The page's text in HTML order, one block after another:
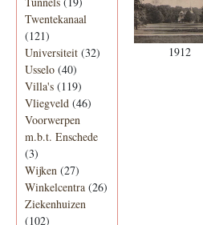
Twentekanaal
(121)
Universiteit (32)
Usselo (40)
Villa's (119)
Vliegveld (46)
Voorwerpen
m.b.t. Enschede
(3)
Wijken (27)
Winkelcentra (26)
Ziekenhuizen
(102)
1912